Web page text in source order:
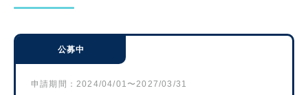
公募中
申請期間：2024/04/01〜2027/03/31